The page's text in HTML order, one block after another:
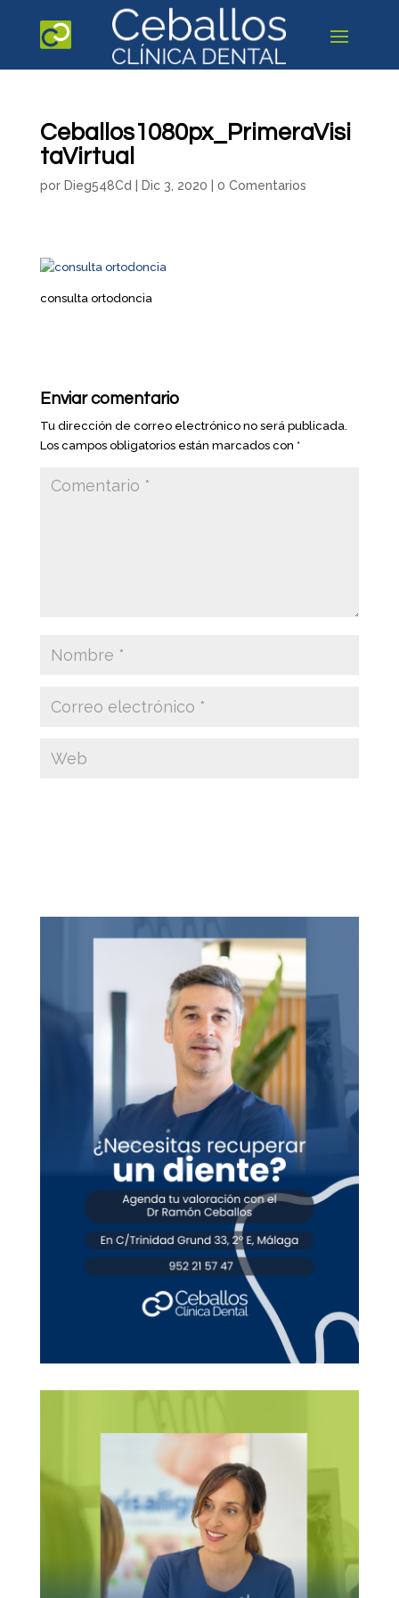
Ceballos1080px_PrimeraVisi
taVirtual
por Dieg548Cd Dic 3, 2020 0 Comentarios
consulta ortodoncia
Enviar comentario
Tu dirección de correo electrónico no será publicada.
Los campos obligatorios están marcados con *